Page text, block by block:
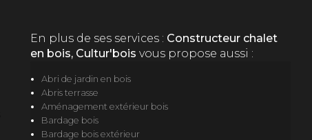
En plus de ses services : Constructeur chalet
en bois, Cultur'bois vous propose aussi :
Abri de jardin en bois
Abris terrasse
Aménagement extérieur bois
Bardage bois
Bardage bois extérieur